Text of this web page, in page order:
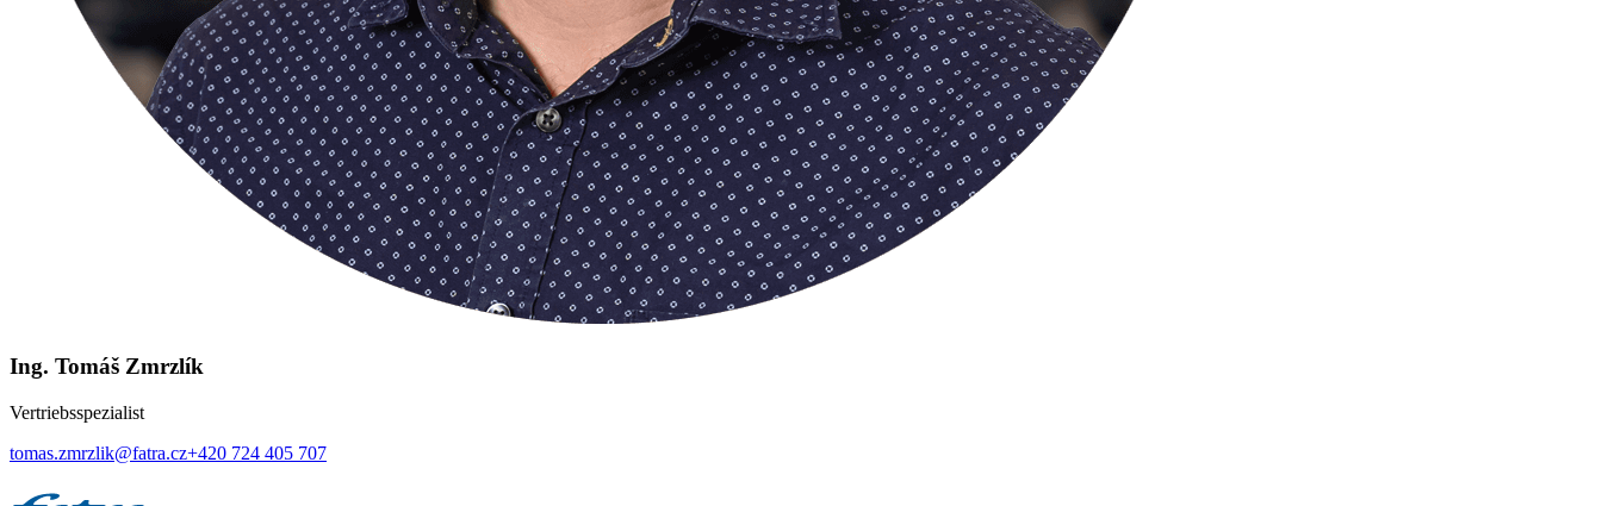
Ing. Tomáš Zmrzlík
Vertriebsspezialist
tomas.zmrzlik@fatra.cz+420 724 405 707